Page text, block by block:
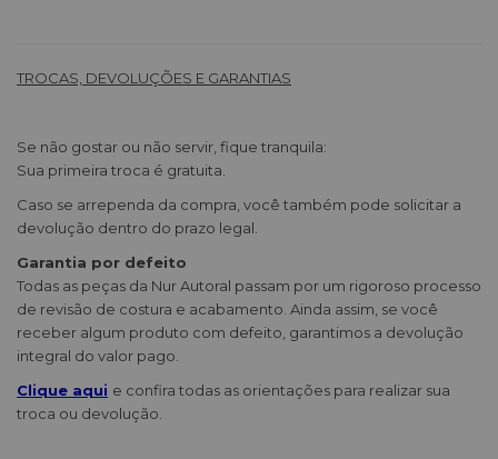
TROCAS, DEVOLUÇÕES E GARANTIAS
Se não gostar ou não servir, fique tranquila:
Sua primeira troca é gratuita.
Caso se arrependa da compra, você também pode solicitar a
devolução dentro do prazo legal.
Garantia por defeito
Todas as peças da Nur Autoral passam por um rigoroso processo
de revisão de costura e acabamento. Ainda assim, se você
receber algum produto com defeito, garantimos a devolução
integral do valor pago.
Clique aqui e confira todas as orientações para realizar sua
troca ou devolução.